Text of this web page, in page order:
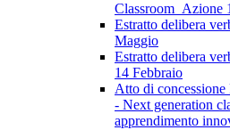
Classroom_Azione 1
Estratto delibera
Maggio
Estratto delibera
14 Febbraio
Atto di
- Next generation
apprendimento